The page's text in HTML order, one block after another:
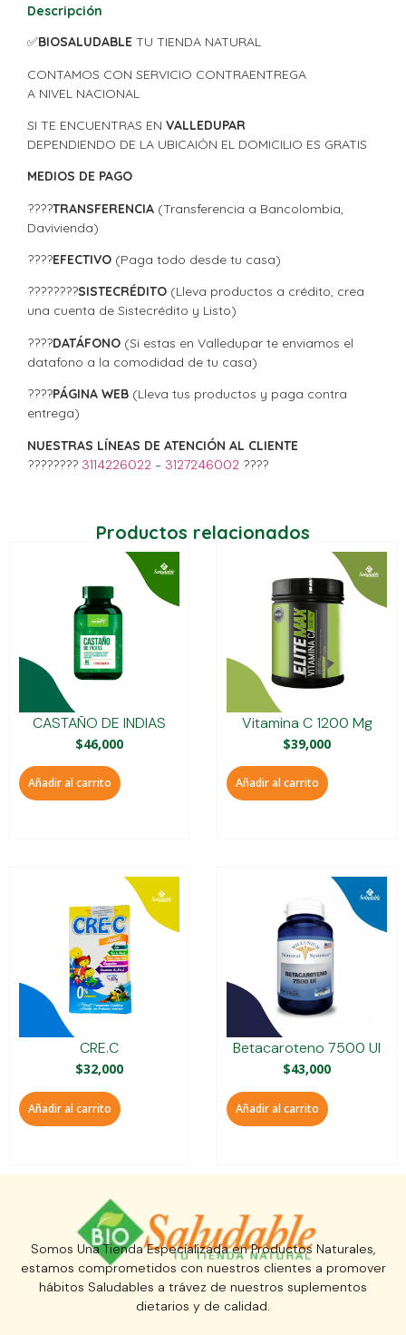
Descripción
✅BIOSALUDABLE TU TIENDA NATURAL
CONTAMOS CON SERVICIO CONTRAENTREGA
A NIVEL NACIONAL
SI TE ENCUENTRAS EN VALLEDUPAR
DEPENDIENDO DE LA UBICAIÓN EL DOMICILIO ES GRATIS
MEDIOS DE PAGO
????TRANSFERENCIA (Transferencia a Bancolombia,
Davivienda)
????EFECTIVO (Paga todo desde tu casa)
????????SISTECRÉDITO (Lleva productos a crédito, crea
una cuenta de Sistecrédito y Listo)
????DATÁFONO (Si estas en Valledupar te enviamos el
datafono a la comodidad de tu casa)
????PÁGINA WEB (Lleva tus productos y paga contra
entrega)
NUESTRAS LÍNEAS DE ATENCIÓN AL CLIENTE
???????? 3114226022 – 3127246002 ????
Productos relacionados
CASTAÑO DE INDIAS
$46,000
Añadir al carrito
Vitamina C 1200 Mg
$39,000
Añadir al carrito
CRE.C
$32,000
Añadir al carrito
Betacaroteno 7500 UI
$43,000
Añadir al carrito
Somos Una Tienda Especializada en Productos Naturales,
estamos comprometidos con nuestros clientes a promover
hábitos Saludables a trávez de nuestros suplementos
dietarios y de calidad.